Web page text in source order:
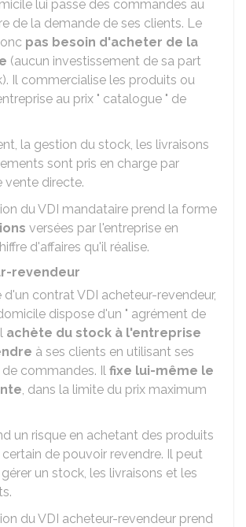
lui passe des commandes au
de la demande de ses clients. Le
pas besoin d'acheter de la
(aucun investissement de sa part
Il commercialise les produits ou
au prix " catalogue " de
la gestion du stock, les livraisons
sont pris en charge par
vente directe.
du VDI mandataire prend la forme
versées par l'entreprise en
d'affaires qu'il réalise.
revendeur
d'un contrat VDI acheteur-revendeur,
dispose d'un " agrément de
achète du stock à l'entreprise
à ses clients en utilisant ses
commandes. Il fixe lui-même le
, dans la limite du prix maximum
un risque en achetant des produits
de pouvoir revendre. Il peut
un stock, les livraisons et les
du VDI acheteur-revendeur prend